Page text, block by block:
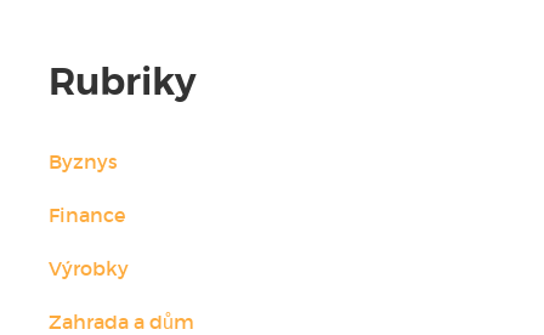
Rubriky
Byznys
Finance
Výrobky
Zahrada a dům